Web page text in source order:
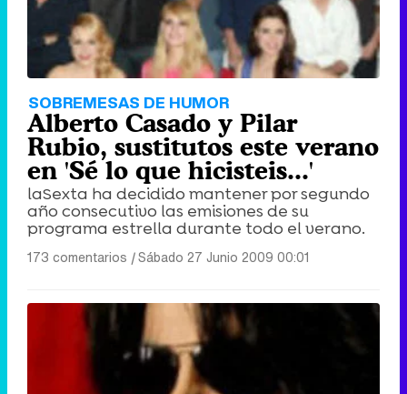
SOBREMESAS DE HUMOR
Alberto Casado y Pilar
Rubio, sustitutos este verano
en 'Sé lo que hicisteis...'
laSexta ha decidido mantener por segundo
año consecutivo las emisiones de su
programa estrella durante todo el verano.
173 comentarios |Sábado 27 Junio 2009 00:01